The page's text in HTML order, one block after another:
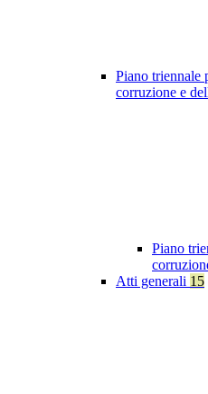
Piano triennale
corruzione e
Piano
Atti generali 15